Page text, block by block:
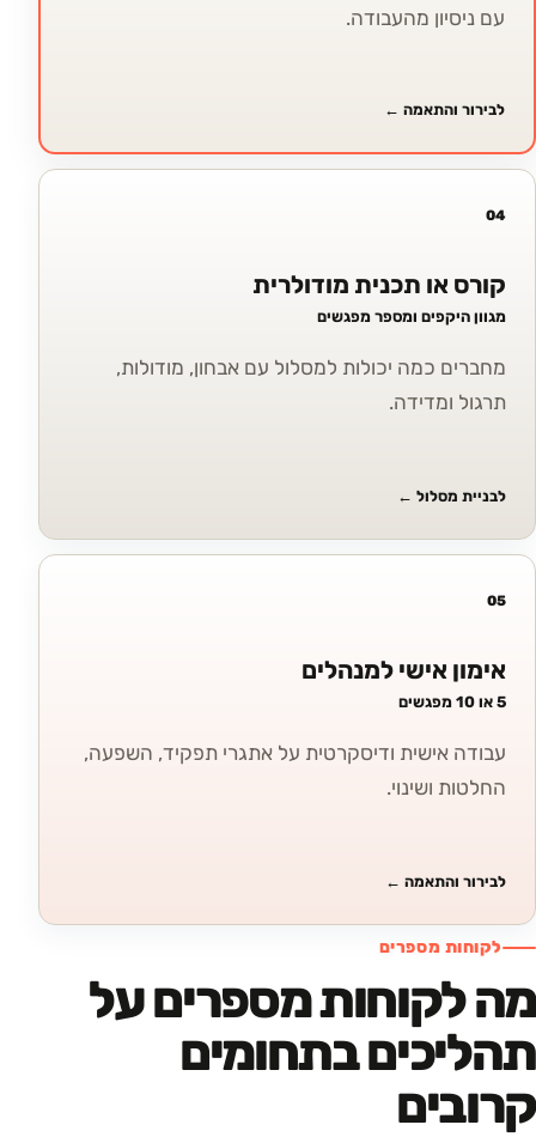
עם ניסיון מהעבודה.
לבירור והתאמה ←
04
קורס או תכנית מודולרית
מגוון היקפים ומספר מפגשים
מחברים כמה יכולות למסלול עם אבחון, מודולות,
תרגול ומדידה.
לבניית מסלול ←
05
אימון אישי למנהלים
5 או 10 מפגשים
עבודה אישית ודיסקרטית על אתגרי תפקיד, השפעה,
החלטות ושינוי.
לבירור והתאמה ←
לקוחות מספרים
מה לקוחות מספרים על
תהליכים בתחומים
קרובים